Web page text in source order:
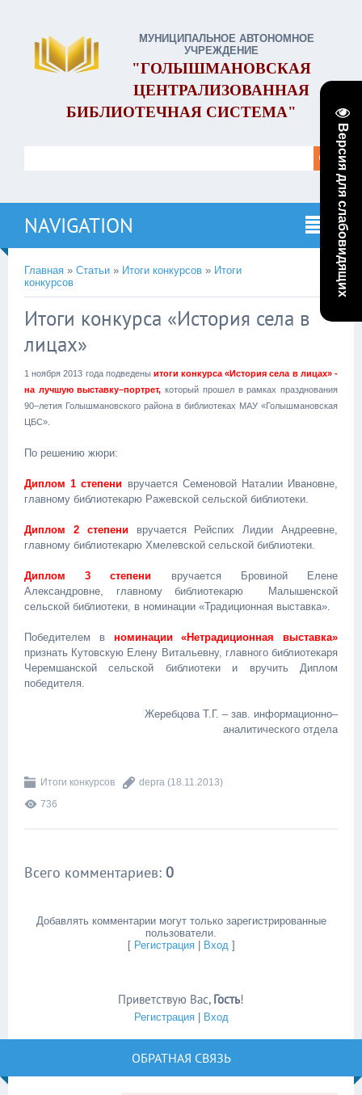
Версия для слабовидящих
МУНИЦИПАЛЬНОЕ АВТОНОМНОЕ
УЧРЕЖДЕНИЕ
"ГОЛЫШМАНОВСКАЯ
ЦЕНТРАЛИЗОВАННАЯ
БИБЛИОТЕЧНАЯ СИСТЕМА"
NAVIGATION
Главная » Статьи » Итоги конкурсов » Итоги
конкурсов
Итоги конкурса «История села в
лицах»
1 ноября 2013 года подведены итоги конкурса «История села в лицах» -
на лучшую выставку–портрет,который прошел в рамках празднования
90–летия Голышмановского района в библиотеках МАУ «Голышмановская
ЦБС».
По решению жюри:
Диплом 1 степени вручается Семеновой Наталии Ивановне,
главному библиотекарю Ражевской сельской библиотеки.
Диплом 2 степенивручается Рейспих Лидии Андреевне,
главному библиотекарю Хмелевской сельской библиотеки.
Диплом 3 степени вручается Бровиной Елене
Александровне, главному библиотекарю Малышенской
сельской библиотеки, в номинации «Традиционная выставка».
Победителем в номинации «Нетрадиционная выставка»
признать Кутовскую Елену Витальевну, главного библиотекаря
Черемшанской сельской библиотеки и вручить Диплом
победителя.
Жеребцова Т.Г. – зав. информационно–
аналитического отдела
Итоги конкурсов depra (18.11.2013)
736
Всего комментариев: 0
Добавлять комментарии могут только зарегистрированные
пользователи.
[ Регистрация| Вход]
Приветствую Вас, Гость!
Регистрация| Вход
ОБРАТНАЯ СВЯЗЬ